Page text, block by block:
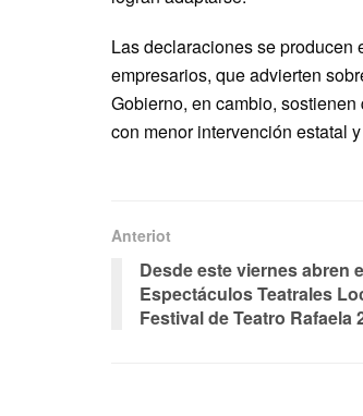
Las declaraciones se producen
empresarios, que advierten
Gobierno, en cambio,
con menor intervención estatal
Anteriot
Desde este viernes abren
Espectáculos Teatrales
Festival de Teatro Rafaela